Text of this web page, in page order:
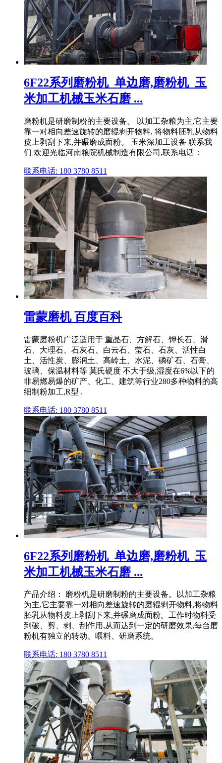
6F22系列磨粉机_单边磨,磨粉机_玉
米加工机械玉米石磨 ...
磨粉机是研磨制粉的主要设备。 以加工杂粮为主,它主要
靠一对相向差速旋转的磨辊剥开物料, 将物料胚乳从物料
皮上剥刮下来,并碾磨成面粉。 玉米深加工设备 联系我
们 欢迎光临河南粮院机械制造有限公司,联系电话：
联系电话: 180 3780 8511
雷蒙磨机 百度百科
雷蒙磨粉机广泛适用于 重晶石、方解石、钾长石、滑
石、大理石、石灰石、白云石、莹石、石灰、活性白
土、活性炭、膨润土、高岭土、水泥、磷矿石、石膏、
玻璃、保温材料等 莫氏硬度 不大于级,湿度在6%以下的
非易燃易爆的矿产、化工、建筑等行业280多种物料的高
细制粉加工,R型 .
联系电话: 180 3780 8511
6F22系列磨粉机_单边磨,磨粉机_玉
米加工机械玉米石磨 ...
产品介绍： 磨粉机是研磨制粉的主要设备。以加工杂粮
为主,它主要靠一对相向差速旋转的磨辊剥开物料,将物料
胚乳从物料皮上剥刮下来,并碾磨成面粉。工作时物料受
到破、剪、剥、刮作用,从而达到一定的研磨效果,每台磨
粉机有独立的转动、喂料、研磨系统。
联系电话: 180 3780 8511